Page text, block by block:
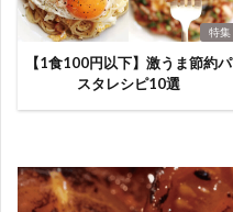
特集
【1食100円以下】激うま節約パ
スタレシピ10選